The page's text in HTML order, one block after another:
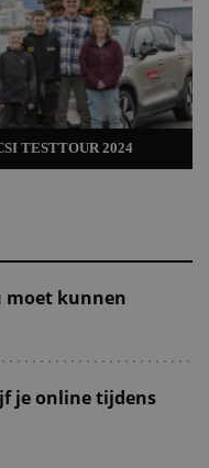
TESTTOUR 2024
moet kunnen
je online tijdens